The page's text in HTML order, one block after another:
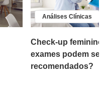
Análises Clínicas
Check-up feminino:
exames podem ser
recomendados?